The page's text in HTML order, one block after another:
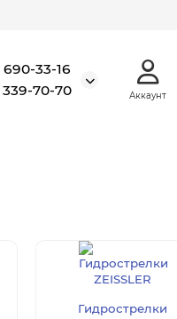
690-33-16
339-70-70
Аккаунт
Гидрострелки